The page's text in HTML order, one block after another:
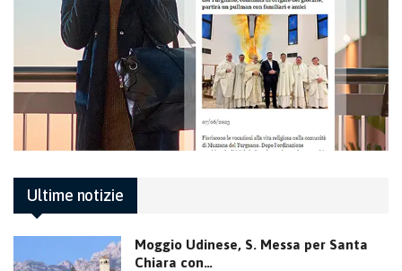
Ultime notizie
Moggio Udinese, S. Messa per Santa
Chiara con…